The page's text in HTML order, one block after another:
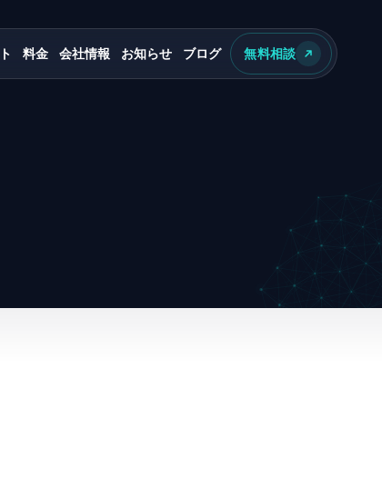
料金 会社情報 お知らせ ブログ 無料相談